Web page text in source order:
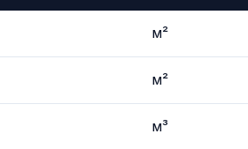
м²
м²
м³